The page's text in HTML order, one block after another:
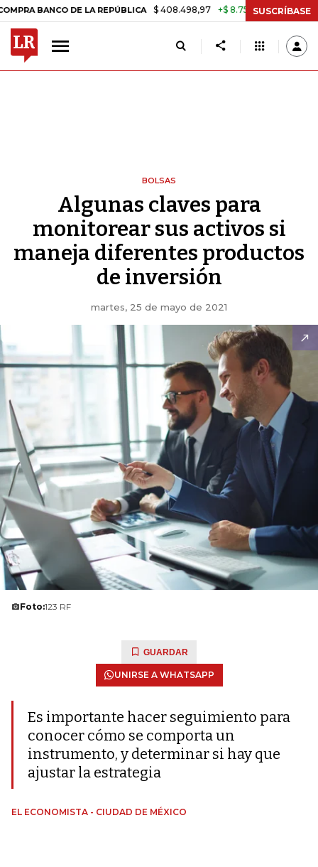
BANCO DE LA REPÚBLICA $ 408.498,97 +$ 8.753,81 +2,19% TASA
SUSCRÍBASE
BOLSAS
Algunas claves para
monitorear sus activos si
maneja diferentes productos
de inversión
martes, 25 de mayo de 2021
Foto:123 RF
GUARDAR
UNIRSE A WHATSAPP
Es importante hacer seguimiento para
conocer cómo se comporta un
instrumento, y determinar si hay que
ajustar la estrategia
EL ECONOMISTA - CIUDAD DE MÉXICO